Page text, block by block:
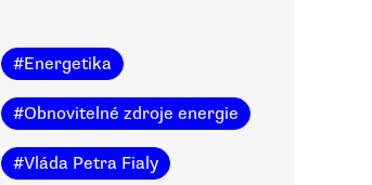
#Energetika
#Obnovitelné zdroje energie
#Vláda Petra Fialy